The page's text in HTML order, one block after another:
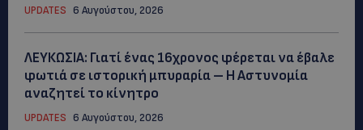
UPDATES 6 Αυγούστου, 2026
ΛΕΥΚΩΣΙΑ: Γιατί ένας 16χρονος φέρεται να έβαλε
φωτιά σε ιστορική μπυραρία – Η Αστυνομία
αναζητεί το κίνητρο
UPDATES 6 Αυγούστου, 2026